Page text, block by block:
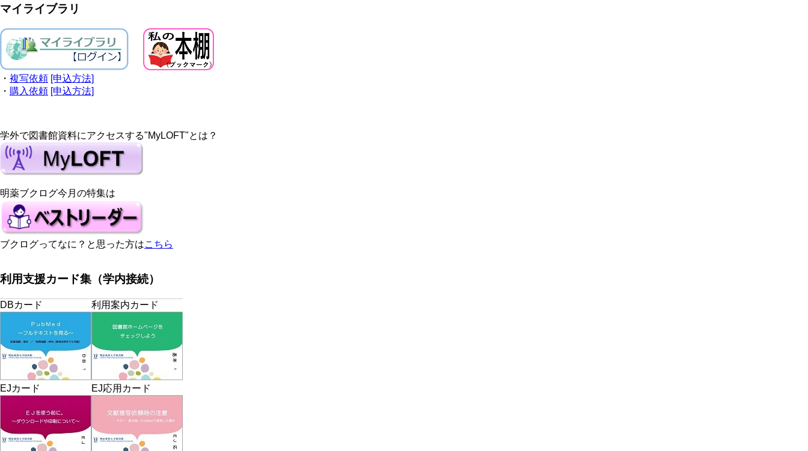
マイライブラリ
・ 複写依頼 [申込方法]
・ 購入依頼 [申込方法]
学外で図書館資料にアクセスする"MyLOFT"とは？
明薬ブクログ今月の特集は
ブクログってなに？と思った方はこちら
利用支援カード集（学内接続）
DBカード 利用案内カード
EJカード EJ応用カード